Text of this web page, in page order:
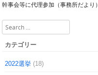
Post navigation
幹事会等に代理参加（事務所だより）
Search
カテゴリー
2022選挙 (18)